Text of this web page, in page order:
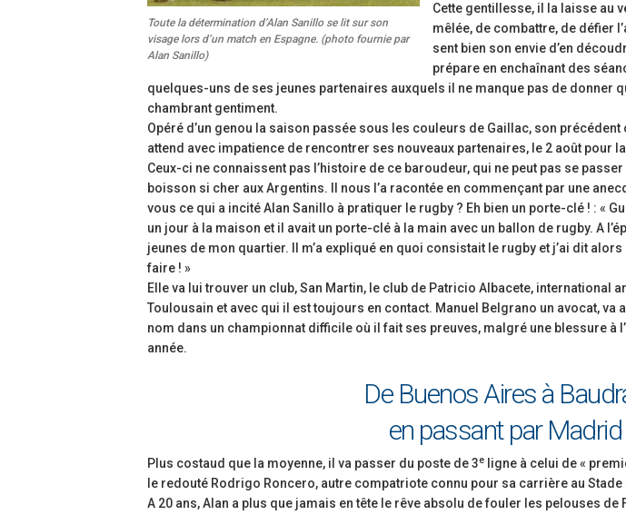
Toute la détermination d’Alan Sanillo se lit sur son
visage lors d’un match en Espagne. (photo fournie par
Alan Sanillo)
Cette gentillesse, il la laisse au
mêlée, de combattre, de défier
sent bien son envie d’en
prépare en enchaînant des
quelques-uns de ses jeunes partenaires auxquels il ne manque pas de donner
chambrant gentiment.
Opéré d’un genou la saison passée sous les couleurs de Gaillac, son
attend avec impatience de rencontrer ses nouveaux partenaires, le 2 août pour
Ceux-ci ne connaissent pas l’histoire de ce baroudeur, qui ne peut pas se
boisson si cher aux Argentins. Il nous l’a racontée en commençant par une
vous ce qui a incité Alan Sanillo à pratiquer le rugby ? Eh bien un porte-clé ! : «
un jour à la maison et il avait un porte-clé à la main avec un ballon de rugby. A
jeunes de mon quartier. Il m’a expliqué en quoi consistait le rugby et j’ai dit alors
faire ! »
Elle va lui trouver un club, San Martin, le club de Patricio Albacete, international
Toulousain et avec qui il est toujours en contact. Manuel Belgrano un avocat, va
nom dans un championnat difficile où il fait ses preuves, malgré une blessure à
année.
De Buenos Aires à
en passant par Madrid
Plus costaud que la moyenne, il va passer du poste de 3e
ligne à celui de «
le redouté Rodrigo Roncero, autre compatriote connu pour sa carrière au
A 20 ans, Alan a plus que jamais en tête le rêve absolu de fouler les pelouses de